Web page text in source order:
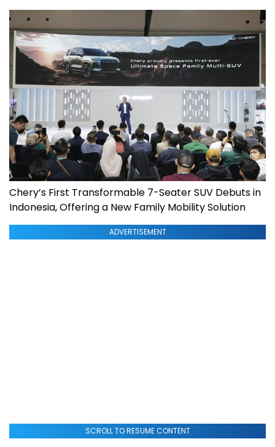
Chery’s First Transformable 7-Seater SUV Debuts in
Indonesia, Offering a New Family Mobility Solution
ADVERTISEMENT
SCROLL TO RESUME CONTENT